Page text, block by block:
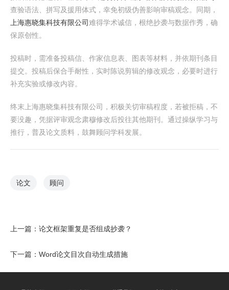
查验语法、拼写及援用体式，幸免初级伪善影响审稿观念。同期，
上海惠晓集科技有限公司难得学术诚信，根绝抄袭与数据作秀，确
保原创性。
投稿时，需准备投稿信、作家信息表、图表等材料，并依期刊条目
提交。投稿后保合手耐性，实时陈说剪辑的修改观念，必要时进行
补充实验或修改内容。
终末上海惠晓集科技有限公司，积极关切审稿程度，若被拒稿，不
要没趣，凭据评审观念肃穆修改后投往其他期刊。通过操纵学习与
推行，普及论文质料，鼓舞顾问学科发展。
论文 顾问
上一篇： 论文框架重复是否组成抄袭？
下一篇： Word论文目次自动生成措施